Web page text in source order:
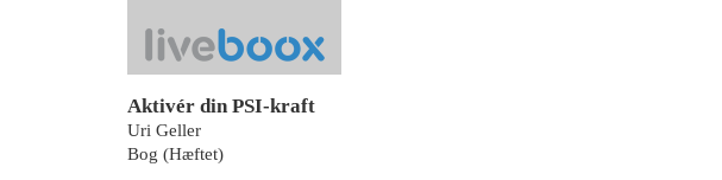
Aktivér din PSI-kraft
Uri Geller
Bog (Hæftet)